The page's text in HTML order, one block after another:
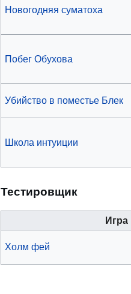
Новогодняя суматоха
Побег Обухова
Убийство в поместье Блек
Школа интуиции
Тестировщик
Игра
Холм фей